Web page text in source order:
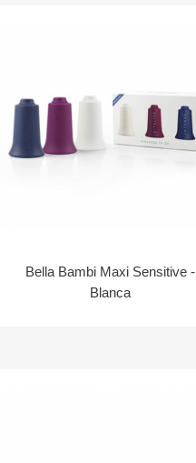
Bella Bambi Maxi Sensitive -
Blanca